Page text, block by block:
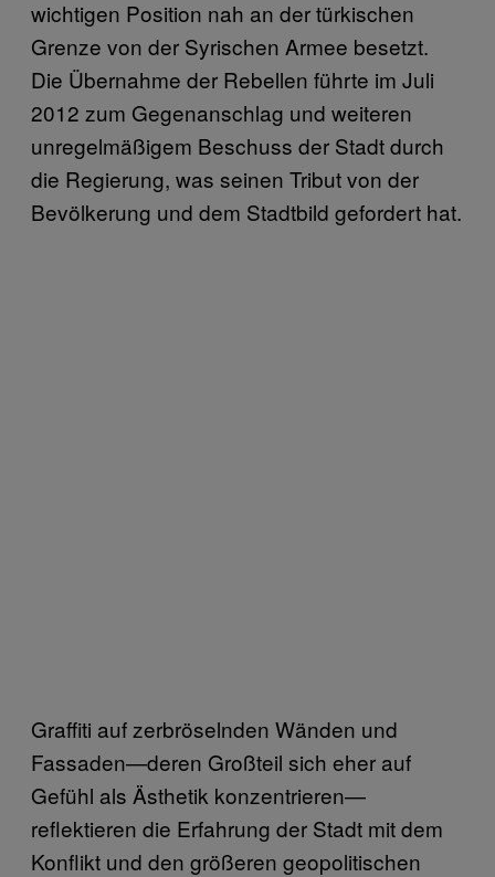
wichtigen Position nah an der türkischen
Grenze von der Syrischen Armee besetzt.
Die Übernahme der Rebellen führte im Juli
2012 zum Gegenanschlag und weiteren
unregelmäßigem Beschuss der Stadt durch
die Regierung, was seinen Tribut von der
Bevölkerung und dem Stadtbild gefordert hat.
Graffiti auf zerbröselnden Wänden und
Fassaden—deren Großteil sich eher auf
Gefühl als Ästhetik konzentrieren—
reflektieren die Erfahrung der Stadt mit dem
Konflikt und den größeren geopolitischen